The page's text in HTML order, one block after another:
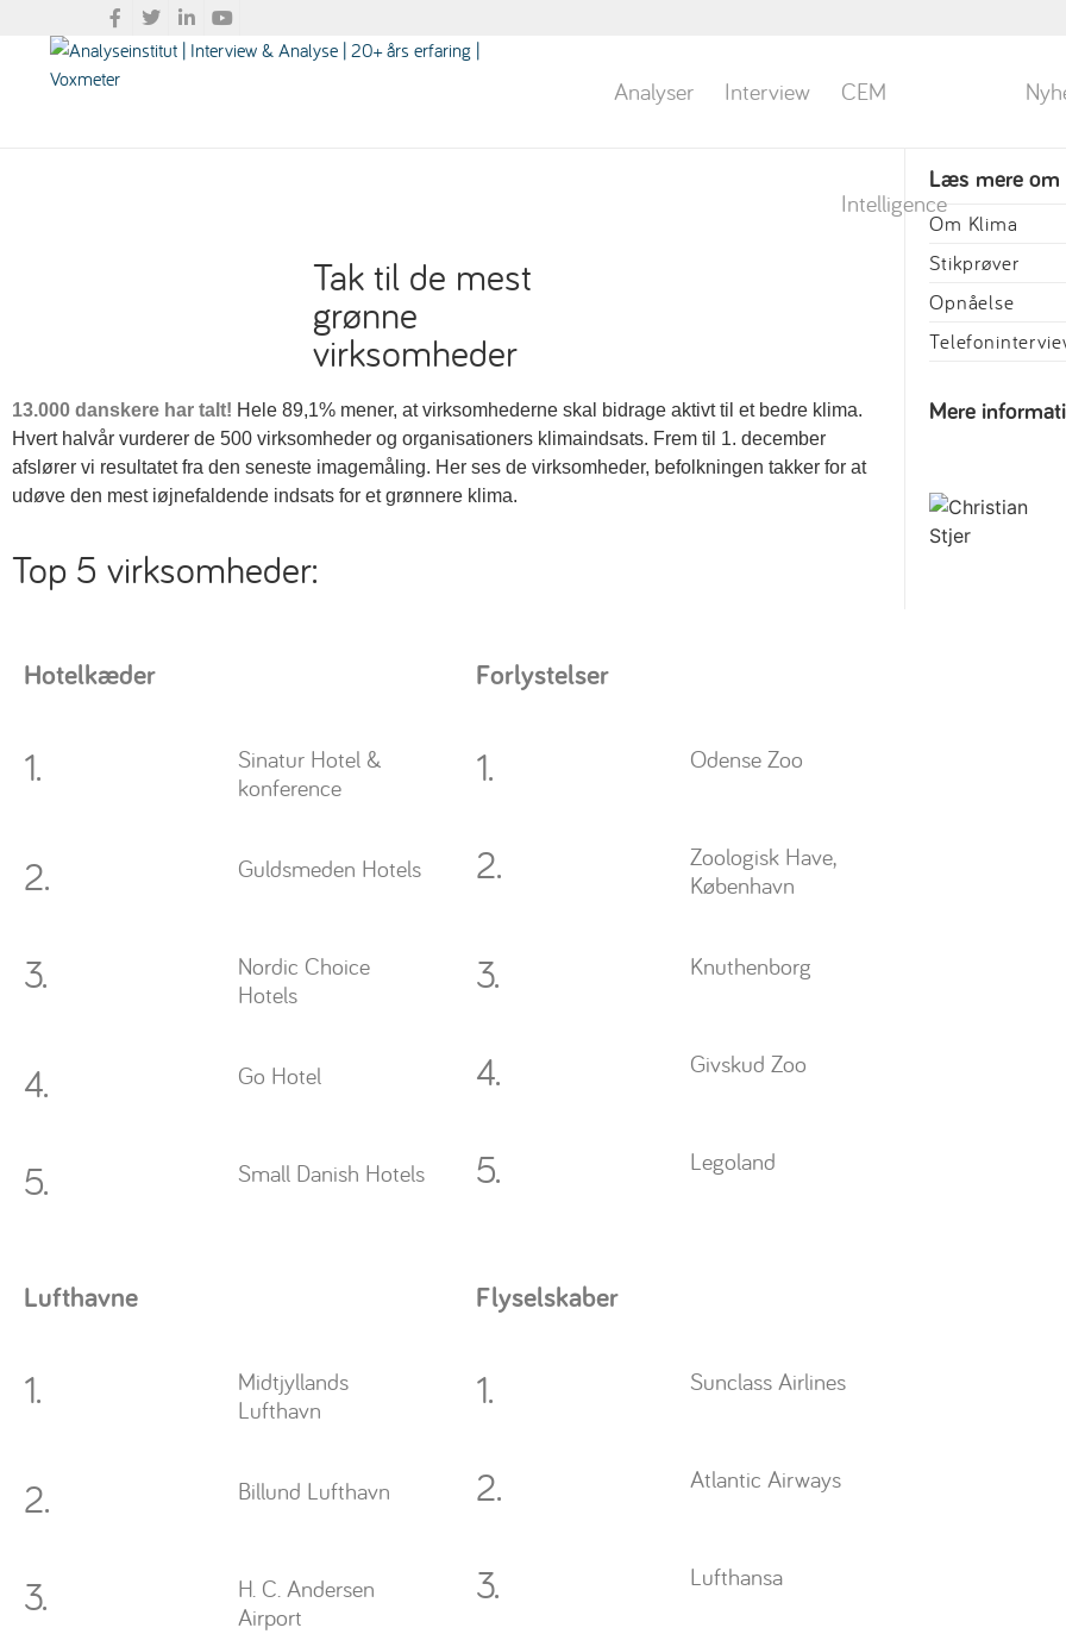
Analyser Interview CEM
Intelligence
Tak til de mest
grønne
virksomheder
13.000 danskere har talt! Hele 89,1% mener, at virksomhederne skal bidrage aktivt til et bedre klima.
Hvert halvår vurderer de 500 virksomheder og organisationers klimaindsats. Frem til 1. december
afslører vi resultatet fra den seneste imagemåling. Her ses de virksomheder, befolkningen takker for at
udøve den mest iøjnefaldende indsats for et grønnere klima.
Top 5 virksomheder:
Hotelkæder
1.
Sinatur Hotel &
konference
2. Guldsmeden Hotels
3.
Nordic Choice
Hotels
4. Go Hotel
5. Small Danish Hotels
Forlystelser
1. Odense Zoo
2.
Zoologisk Have,
København
3. Knuthenborg
4. Givskud Zoo
5. Legoland
Lufthavne
1.
Midtjyllands
Lufthavn
2. Billund Lufthavn
3.
H. C. Andersen
Airport
Flyselskaber
1. Sunclass Airlines
2. Atlantic Airways
3. Lufthansa
Læs mere om
Om Klima
Stikprøver
Opnåelse
Mere